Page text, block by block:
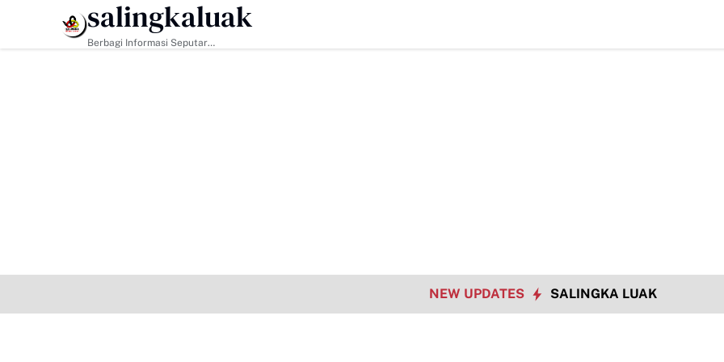
HEADLINE
salingkaluak
Berbagi Informasi Seputar
NEW UPDATES SALINGKA LUAK